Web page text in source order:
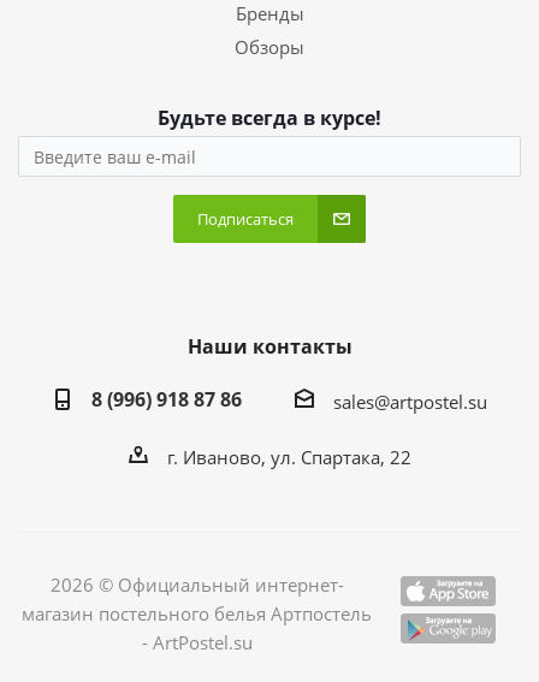
Бренды
Обзоры
Будьте всегда в курсе!
Подписаться
Наши контакты
8 (996) 918 87 86
sales@artpostel.su
г. Иваново, ул. Спартака, 22
2026 © Официальный интернет-
магазин постельного белья Артпостель
- ArtPostel.su